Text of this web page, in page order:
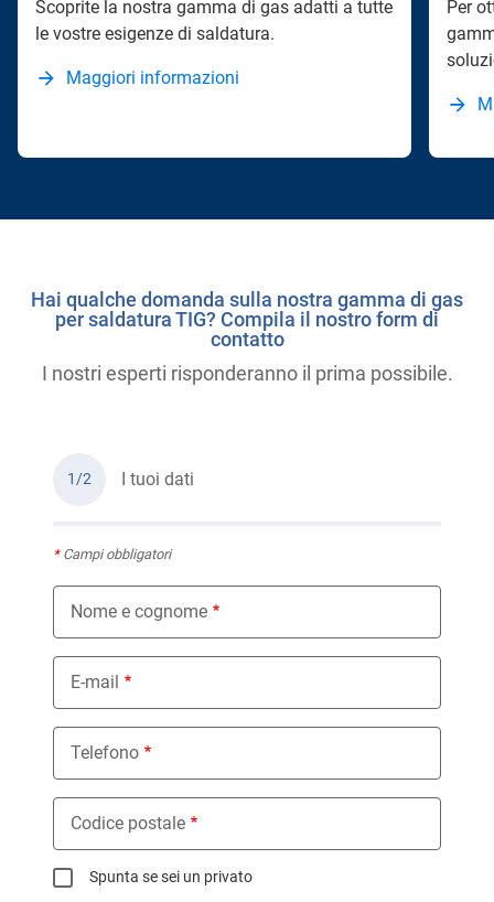
Scoprite la nostra gamma di gas adatti a tutte
le vostre esigenze di saldatura.
Maggiori informazioni
Per
Hai qualche domanda sulla nostra gamma di gas
per saldatura TIG? Compila il nostro form di
contatto
I nostri esperti risponderanno il prima possibile.
1/2 I tuoi dati
*Campi obbligatori
Nome e cognome
E-mail
Telefono
Codice postale
Spunta se sei un privato